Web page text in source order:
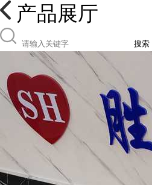
产品展厅
搜索